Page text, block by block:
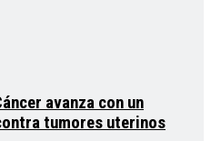
avanza con un
tumores uterinos